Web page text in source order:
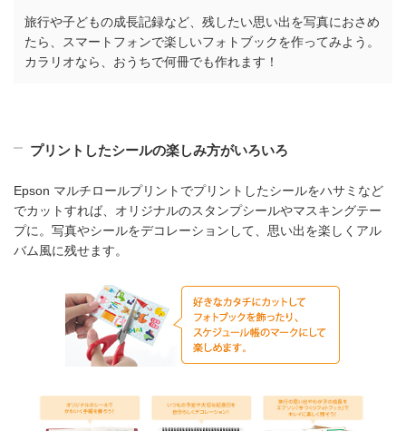
旅行や子どもの成長記録など、残したい思い出を写真におさめ
たら、スマートフォンで楽しいフォトブックを作ってみよう。
カラリオなら、おうちで何冊でも作れます！
プリントしたシールの楽しみ方がいろいろ
Epson マルチロールプリントでプリントしたシールをハサミなど
でカットすれば、オリジナルのスタンプシールやマスキングテー
プに。写真やシールをデコレーションして、思い出を楽しくアル
バム風に残せます。